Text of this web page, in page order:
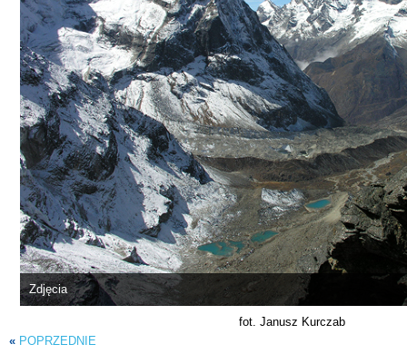
Zdjęcia
fot. Janusz Kurczab
« POPRZEDNIE